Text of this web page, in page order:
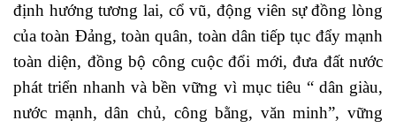
định hướng tương lai, cổ vũ, động viên sự đồng lòng
của toàn Đảng, toàn quân, toàn dân tiếp tục đẩy mạnh
toàn diện, đồng bộ công cuộc đổi mới, đưa đất nước
phát triển nhanh và bền vững vì mục tiêu “ dân giàu,
nước mạnh, dân chủ, công bằng, văn minh”, vững